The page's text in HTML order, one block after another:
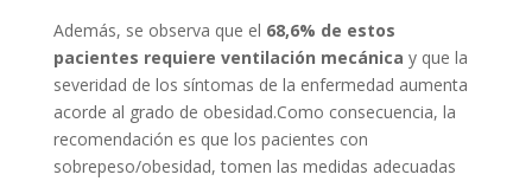
Además, se observa que el 68,6% de estos
pacientes requiere ventilación mecánica y que la
severidad de los síntomas de la enfermedad aumenta
acorde al grado de obesidad.Como consecuencia, la
recomendación es que los pacientes con
sobrepeso/obesidad, tomen las medidas adecuadas